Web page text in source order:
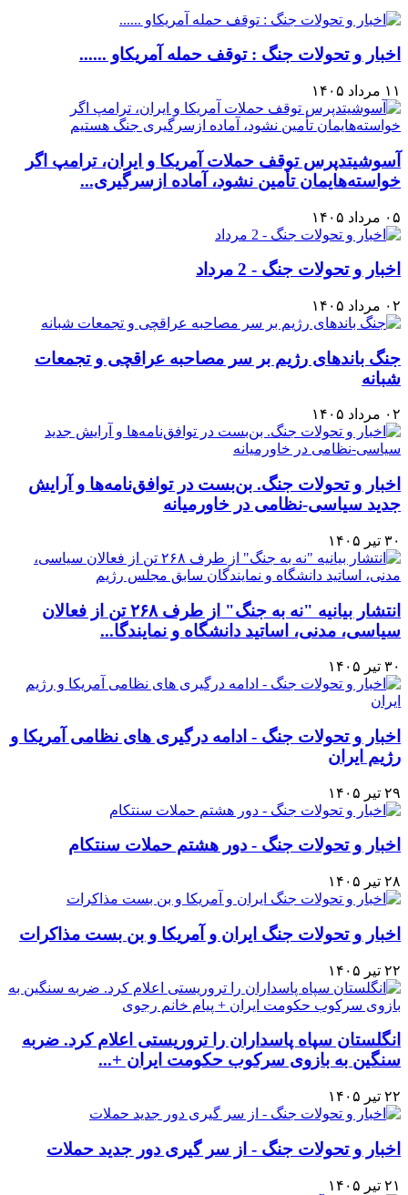
اخبار و تحولات جنگ : توقف حمله آمریکاو ......
۱۱ مرداد ۱۴۰۵
آسوشیتدپرس توقف حملات آمریکا و ایران، ترامپ اگر
خواسته‌هایمان تأمین نشود، آماده ازسرگیری...
۰۵ مرداد ۱۴۰۵
اخبار و تحولات جنگ - 2 مرداد
۰۲ مرداد ۱۴۰۵
جنگ باندهای رژیم بر سر مصاحبه عراقچی و تجمعات
شبانه
۰۲ مرداد ۱۴۰۵
اخبار و تحولات جنگ. بن‌بست در توافق‌نامه‌ها و آرایش
جدید سیاسی-نظامی در خاورمیانه
۳۰ تیر ۱۴۰۵
انتشار بیانیه "نه به جنگ" از طرف ۲۶۸ تن از فعالان
سیاسی، مدنی، اساتید دانشگاه و نمایندگا...
۳۰ تیر ۱۴۰۵
اخبار و تحولات جنگ - ادامه درگیری های نظامی آمریکا و
رژیم ایران
۲۹ تیر ۱۴۰۵
اخبار و تحولات جنگ - دور هشتم حملات سنتکام
۲۸ تیر ۱۴۰۵
اخبار و تحولات جنگ ایران و آمریکا و بن بست مذاکرات
۲۲ تیر ۱۴۰۵
انگلستان سپاه پاسداران را تروریستی اعلام کرد. ضربه
سنگین به بازوی سرکوب حکومت ایران +...
۲۲ تیر ۱۴۰۵
اخبار و تحولات جنگ - از سر گیری دور جدید حملات
۲۱ تیر ۱۴۰۵